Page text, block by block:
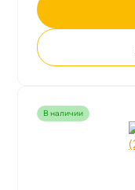
наличии